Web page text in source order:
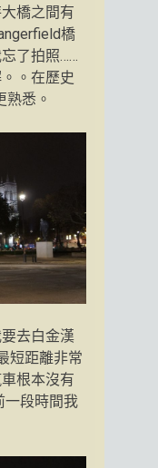
橋之間有
橋
了拍照……
。在歷史
熟悉。
去白金漢
短距離非常
根本沒有
一段時間我